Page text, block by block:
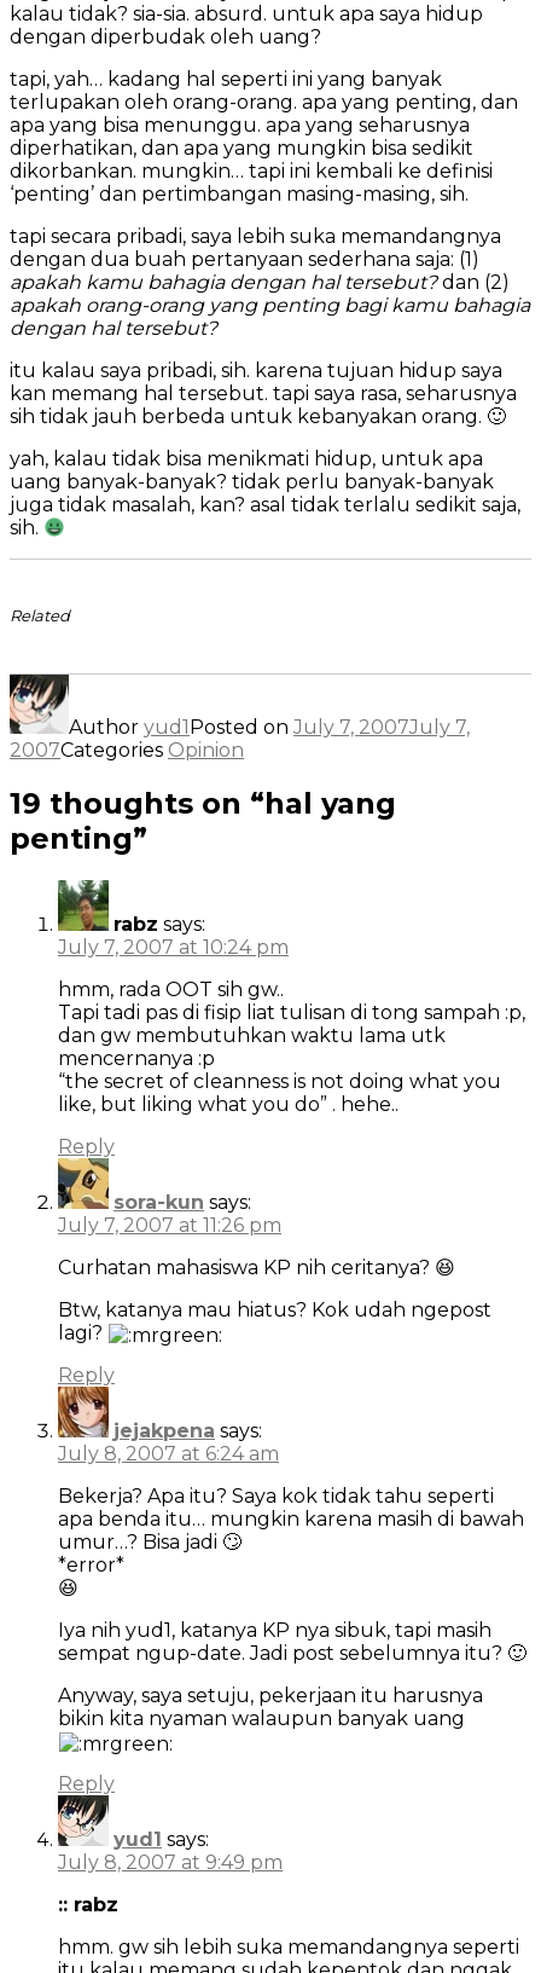
kalau tidak? sia-sia. absurd. untuk apa saya hidup
dengan diperbudak oleh uang?
tapi, yah… kadang hal seperti ini yang banyak
terlupakan oleh orang-orang. apa yang penting, dan
apa yang bisa menunggu. apa yang seharusnya
diperhatikan, dan apa yang mungkin bisa sedikit
dikorbankan. mungkin… tapi ini kembali ke definisi
‘penting’ dan pertimbangan masing-masing, sih.
tapi secara pribadi, saya lebih suka memandangnya
dengan dua buah pertanyaan sederhana saja: (1)
apakah kamu bahagia dengan hal tersebut?dan (2)
apakah orang-orang yang penting bagi kamu bahagia
dengan hal tersebut?
itu kalau saya pribadi, sih. karena tujuan hidup saya
kan memang hal tersebut. tapi saya rasa, seharusnya
sih tidak jauh berbeda untuk kebanyakan orang. 🙂
yah, kalau tidak bisa menikmati hidup, untuk apa
uang banyak-banyak? tidak perlu banyak-banyak
juga tidak masalah, kan? asal tidak terlalu sedikit saja,
sih.
Related
Author yud1Posted on July 7, 2007July 7,
2007Categories Opinion
19 thoughts on “hal yang
penting”
rabz says:
July 7, 2007 at 10:24 pm
hmm, rada OOT sih gw..
Tapi tadi pas di fisip liat tulisan di tong sampah :p,
dan gw membutuhkan waktu lama utk
mencernanya :p
“the secret of cleanness is not doing what you
like, but liking what you do” . hehe..
Reply
sora-kun says:
July 7, 2007 at 11:26 pm
Curhatan mahasiswa KP nih ceritanya? 😆
Btw, katanya mau hiatus? Kok udah ngepost
lagi?
Reply
jejakpena says:
July 8, 2007 at 6:24 am
Bekerja? Apa itu? Saya kok tidak tahu seperti
apa benda itu… mungkin karena masih di bawah
umur…? Bisa jadi 🙄
*error*
😆
Iya nih yud1, katanya KP nya sibuk, tapi masih
sempat ngup-date. Jadi post sebelumnya itu? 🙂
Anyway, saya setuju, pekerjaan itu harusnya
bikin kita nyaman walaupun banyak uang
Reply
yud1 says:
July 8, 2007 at 9:49 pm
:: rabz
hmm. gw sih lebih suka memandangnya seperti